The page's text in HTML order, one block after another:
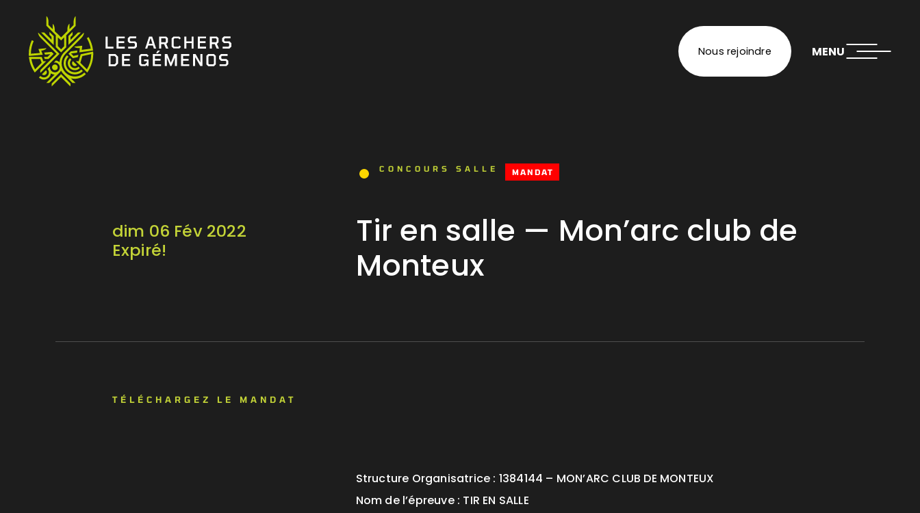
Nous rejoindre MENU
CONCOURS SALLE MANDAT
dim 06 Fév 2022
Expiré!
Tir en salle — Mon’arc club de
Monteux
TÉLÉCHARGEZ LE MANDAT
Structure Organisatrice : 1384144 – MON’ARC CLUB DE MONTEUX
Nom de l’épreuve : TIR EN SALLE